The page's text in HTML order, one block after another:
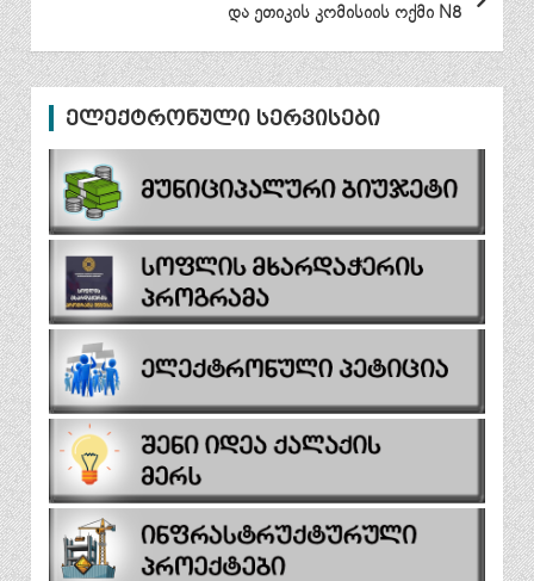
და ეთიკის კომისიის ოქმი N8
ელექტრონული სერვისები